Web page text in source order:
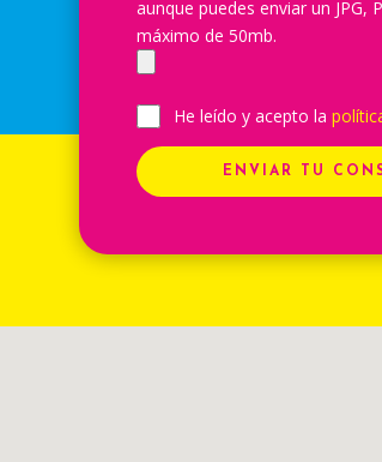
aunque puedes enviar un JPG,
máximo de 50mb.
He leído y acepto la